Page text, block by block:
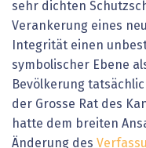
sehr dichten
Verankerung eines
Integrität einen
symbolischer Ebene
Bevölkerung
der Grosse Rat des
hatte dem breiten
Änderung des